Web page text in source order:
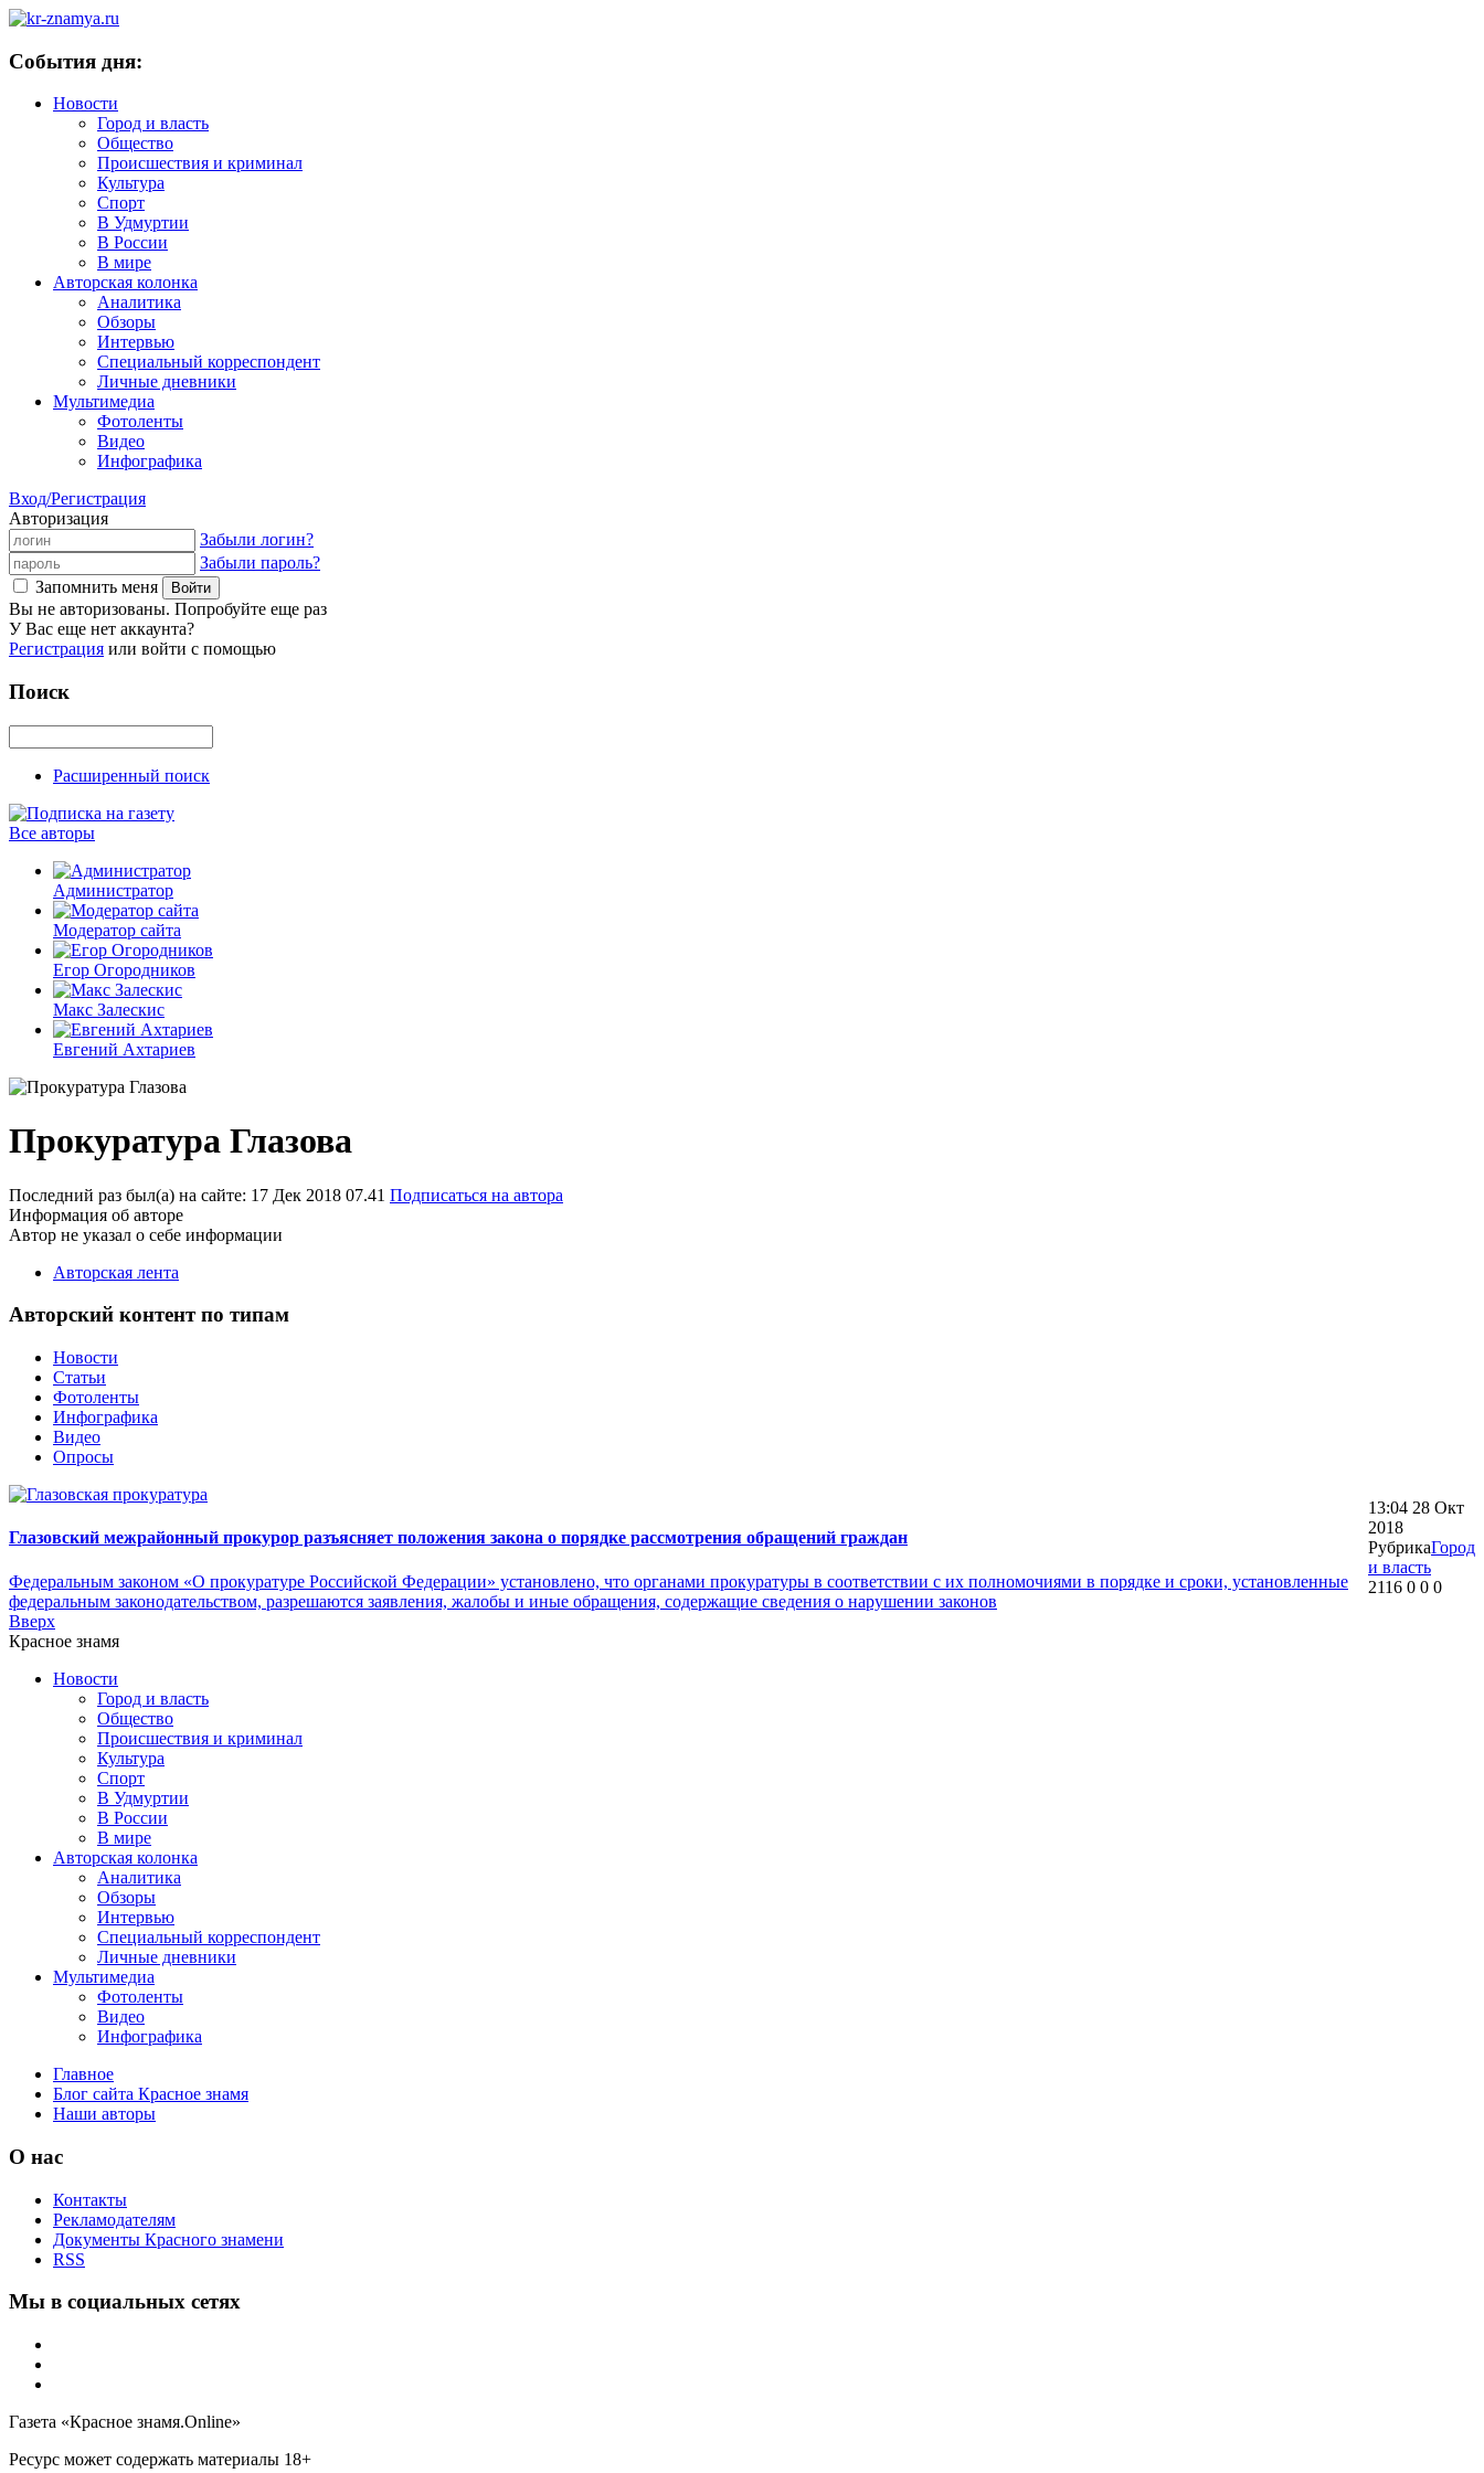
События дня:
Новости
Город и власть
Общество
Происшествия и криминал
Культура
Спорт
В Удмуртии
В России
В мире
Авторская колонка
Аналитика
Обзоры
Интервью
Специальный корреспондент
Личные дневники
Мультимедиа
Фотоленты
Видео
Инфографика
Вход/Регистрация
Авторизация
Забыли логин?
Забыли пароль?
Запомнить меня
Вы не авторизованы. Попробуйте еще раз
У Вас еще нет аккаунта?
Регистрация или войти с помощью
Поиск
Расширенный поиск
Все авторы
Администратор
Модератор сайта
Егор Огородников
Макс Залескис
Евгений Ахтариев
Прокуратура Глазова
Последний раз был(а) на сайте: 17 Дек 2018 07.41 Подписаться на автора
Информация об авторе
Автор не указал о себе информации
Авторская лента
Авторский контент по типам
Новости
Статьи
Фотоленты
Инфографика
Видео
Опросы
Глазовский межрайонный прокурор разъясняет положения закона о порядке рассмотрения обращений граждан
Федеральным законом «О прокуратуре Российской Федерации» установлено, что органами прокуратуры в соответствии с их полномочиями в порядке и сроки, установленные
федеральным законодательством, разрешаются заявления, жалобы и иные обращения, содержащие сведения о нарушении законов
13:04 28 Окт
2018
РубрикаГород
и власть
2116 0 0 0
Вверх
Красное знамя
Новости
Город и власть
Общество
Происшествия и криминал
Культура
Спорт
В Удмуртии
В России
В мире
Авторская колонка
Аналитика
Обзоры
Интервью
Специальный корреспондент
Личные дневники
Мультимедиа
Фотоленты
Видео
Инфографика
Главное
Блог сайта Красное знамя
Наши авторы
О нас
Контакты
Рекламодателям
Документы Красного знамени
RSS
Мы в социальных сетях
Газета «Красное знамя.Online»
Ресурс может содержать материалы 18+